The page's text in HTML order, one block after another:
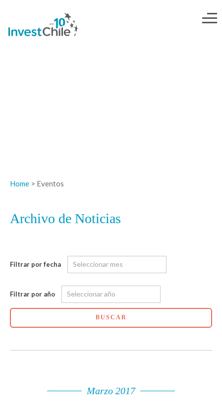
Home > Eventos
Archivo de Noticias
Filtrar por fecha
Filtrar por año
BUSCAR
Marzo 2017